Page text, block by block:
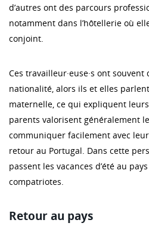
d’autres ont des parcours
notamment dans l’hôtellerie où
conjoint.
Ces travailleur·euse·s ont
nationalité, alors ils et elles
maternelle, ce qui expliquent
parents valorisent généralement
communiquer facilement avec
retour au Portugal. Dans cette
passent les vacances d’été au
compatriotes.
Retour au pays